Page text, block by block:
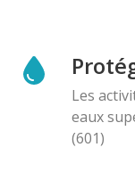
Les
eaux
(601)